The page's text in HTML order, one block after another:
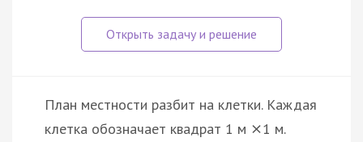
План местности разбит на клетки. Каждая
клетка обозначает квадрат 1 м ×1 м.